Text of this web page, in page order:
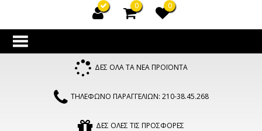
0 0
ΔΕΣ ΟΛΑ ΤΑ ΝΕΑ ΠΡΟΪΟΝΤΑ
ΤΗΛΕΦΩΝΟ ΠΑΡΑΓΓΕΛΙΩΝ: 210-38.45.268
ΔΕΣ ΟΛΕΣ ΤΙΣ ΠΡΟΣΦΟΡΕΣ